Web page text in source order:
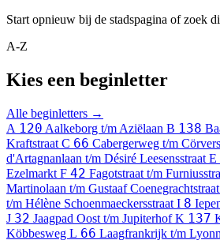
Start opnieuw bij de stadspagina of zoek
A-Z
Kies een beginletter
Alle beginletters →
A 120 Aalkeborg t/m Aziëlaan B 138
Kraftstraat C 66 Cabergerweg t/m
d'Artagnanlaan t/m Désiré Leesensstraat E
Ezelmarkt F 42 Fagotstraat t/m
Martinolaan t/m Gustaaf Coenegrachtstraat
t/m Hélène Schoenmaeckersstraat I 8
J 32 Jaagpad Oost t/m JupiterhofK 137
Köbbesweg L 66 Laagfrankrijk t/m